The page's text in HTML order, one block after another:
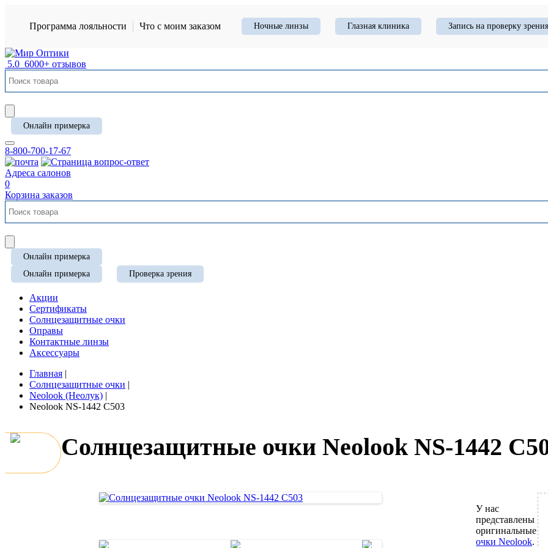
Программа лояльности Что с моим заказом Ночные линзы Глазная клиника Запись на проверку зрения
5.0 6000+ отзывов
Онлайн примерка
8-800-700-17-67
Адреса салонов
0
Корзина заказов
Онлайн примерка
Онлайн примерка
Проверка зрения
Акции
Сертификаты
Солнцезащитные очки
Оправы
Контактные линзы
Аксессуары
Главная |
Солнцезащитные очки |
Neolook (Неолук) |
Neolook NS-1442 C503
Солнцезащитные очки Neolook NS-1442
У нас
представлены
оригинальные
очки Neolook.